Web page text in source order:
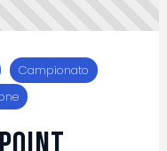
Campionato